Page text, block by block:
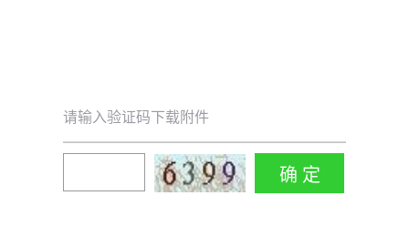
请输入验证码下载附件